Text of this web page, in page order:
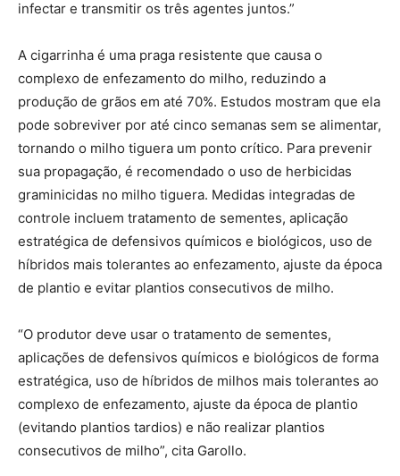
infectar e transmitir os três agentes juntos.”
A cigarrinha é uma praga resistente que causa o
complexo de enfezamento do milho, reduzindo a
produção de grãos em até 70%. Estudos mostram que ela
pode sobreviver por até cinco semanas sem se alimentar,
tornando o milho tiguera um ponto crítico. Para prevenir
sua propagação, é recomendado o uso de herbicidas
graminicidas no milho tiguera. Medidas integradas de
controle incluem tratamento de sementes, aplicação
estratégica de defensivos químicos e biológicos, uso de
híbridos mais tolerantes ao enfezamento, ajuste da época
de plantio e evitar plantios consecutivos de milho.
“O produtor deve usar o tratamento de sementes,
aplicações de defensivos químicos e biológicos de forma
estratégica, uso de híbridos de milhos mais tolerantes ao
complexo de enfezamento, ajuste da época de plantio
(evitando plantios tardios) e não realizar plantios
consecutivos de milho”, cita Garollo.